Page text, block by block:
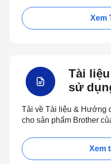
Xem
Tài
sử
Tải về Tài liệu & Hướng
cho sản phẩm Brother
Xem